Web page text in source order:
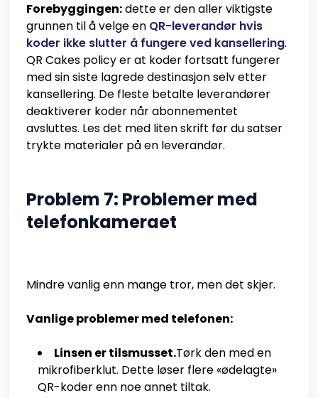
Forebyggingen:dette er den aller viktigste
grunnen til å velge en QR-leverandør hvis
koder ikke slutter å fungere ved kansellering.
QR Cakes policy er at koder fortsatt fungerer
med sin siste lagrede destinasjon selv etter
kansellering. De fleste betalte leverandører
deaktiverer koder når abonnementet
avsluttes. Les det med liten skrift før du satser
trykte materialer på en leverandør.
Problem 7: Problemer med
telefonkameraet
Mindre vanlig enn mange tror, men det skjer.
Vanlige problemer med telefonen:
Linsen er tilsmusset.Tørk den med en
mikrofiberklut. Dette løser flere «ødelagte»
QR-koder enn noe annet tiltak.